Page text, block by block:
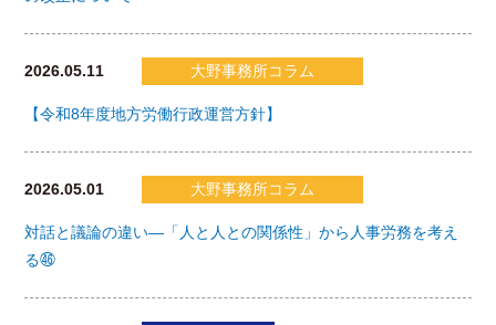
2026.05.11 大野事務所コラム
【令和8年度地方労働行政運営方針】
2026.05.01 大野事務所コラム
対話と議論の違い―「人と人との関係性」から人事労務を考え
る㊻